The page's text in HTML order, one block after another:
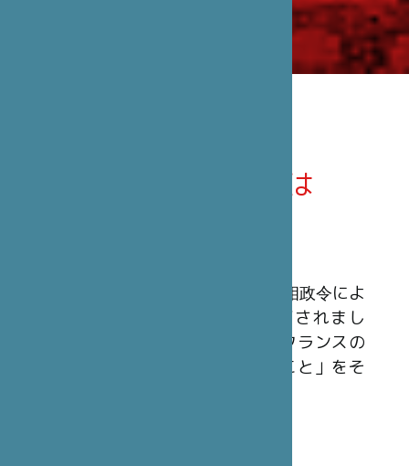
笹川日仏財団とは
笹川日仏財団は、1990年3月23日の首相政令によ
ってフランスの公益法人として認可されまし
た。民間非営利の組織で、「日本とフランスの
間の文化及び友好関係を発展させること」をそ